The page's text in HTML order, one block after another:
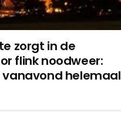
zorgt in de
flink noodweer:
helemaal